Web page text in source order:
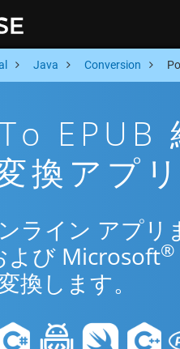
Java Conversion
EPUB
換アプリ
ライン アプリ
よび Microsoft®
換します。